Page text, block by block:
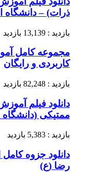
ذرات) – دانشگاه
بازدید : 13,139 بازدید
مجموعه کامل
کاربردی و رایگان
بازدید : 82,248 بازدید
دانلود فیلم
ممتیکی (دانشگاه
بازدید : 5,383 بازدید
دانلود جزوه کامل
رضا (ع)